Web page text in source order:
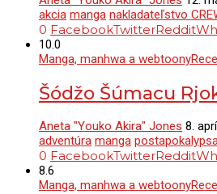
akcia manga nakladateľstvo
0 FacebookTwitterReddit
10.0
Manga, manhwa a webtoony
Šódžo Šúmacu
Aneta "Youko Akira" Jones 8.
adventúra manga
0 FacebookTwitterReddit
8.6
Manga, manhwa a webtoony